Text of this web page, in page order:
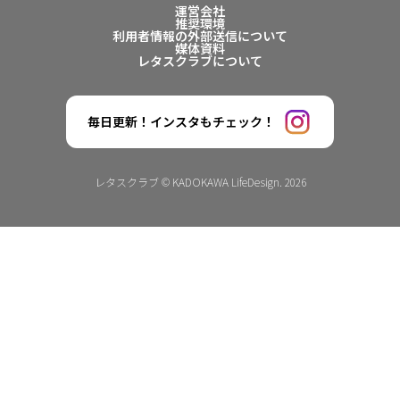
運営会社
推奨環境
利用者情報の外部送信について
媒体資料
レタスクラブについて
毎日更新！インスタもチェック！
レタスクラブ © KADOKAWA LifeDesign. 2026